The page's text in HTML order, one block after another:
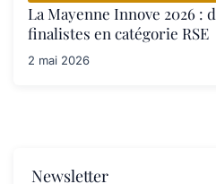
La Mayenne Innove 2026 :
finalistes en catégorie RSE
2 mai 2026
Newsletter